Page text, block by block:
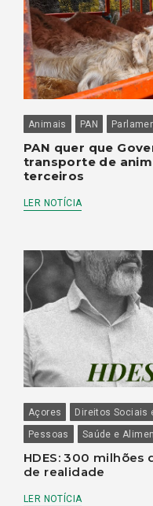
Animais PAN
PAN quer que
transporte de
terceiros
LER NOTÍCIA
Açores Direitos Sociais
Pessoas
Saúde e
HDES: 300 milhões
de realidade
LER NOTÍCIA